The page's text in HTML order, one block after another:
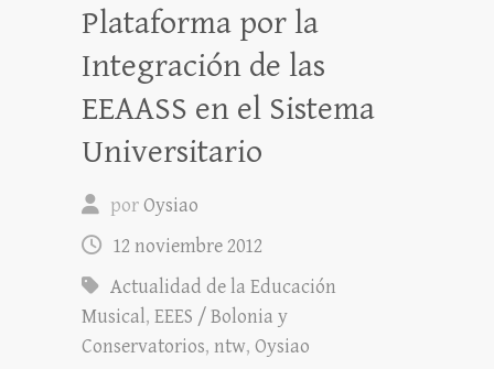
Plataforma por la
Integración de las
EEAASS en el Sistema
Universitario
porOysiao
12 noviembre 2012
Actualidad de la Educación
Musical, EEES / Bolonia y
Conservatorios, ntw, Oysiao